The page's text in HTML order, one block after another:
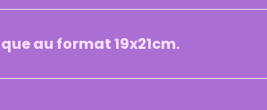
au format 19x21cm.